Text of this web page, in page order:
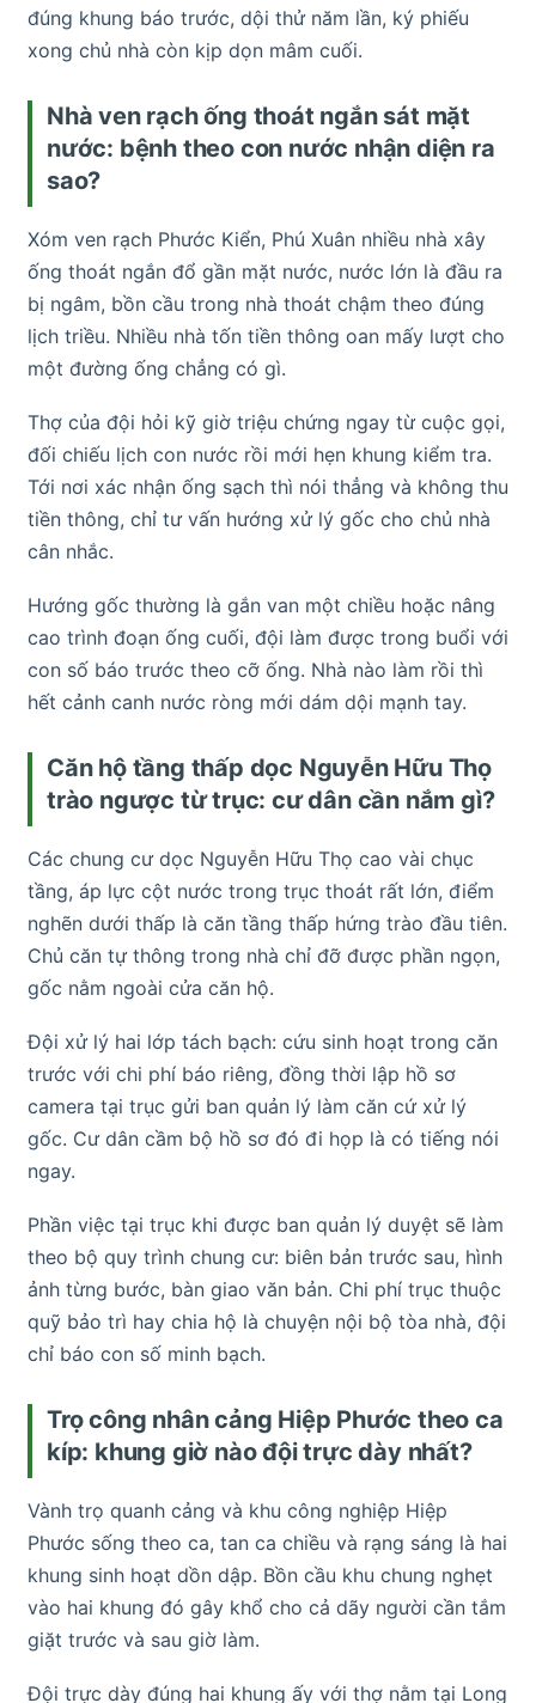
đúng khung báo trước, dội thử năm lần, ký phiếu
xong chủ nhà còn kịp dọn mâm cuối.
Nhà ven rạch ống thoát ngắn sát mặt
nước: bệnh theo con nước nhận diện ra
sao?
Xóm ven rạch Phước Kiển, Phú Xuân nhiều nhà xây
ống thoát ngắn đổ gần mặt nước, nước lớn là đầu ra
bị ngâm, bồn cầu trong nhà thoát chậm theo đúng
lịch triều. Nhiều nhà tốn tiền thông oan mấy lượt cho
một đường ống chẳng có gì.
Thợ của đội hỏi kỹ giờ triệu chứng ngay từ cuộc gọi,
đối chiếu lịch con nước rồi mới hẹn khung kiểm tra.
Tới nơi xác nhận ống sạch thì nói thẳng và không thu
tiền thông, chỉ tư vấn hướng xử lý gốc cho chủ nhà
cân nhắc.
Hướng gốc thường là gắn van một chiều hoặc nâng
cao trình đoạn ống cuối, đội làm được trong buổi với
con số báo trước theo cỡ ống. Nhà nào làm rồi thì
hết cảnh canh nước ròng mới dám dội mạnh tay.
Căn hộ tầng thấp dọc Nguyễn Hữu Thọ
trào ngược từ trục: cư dân cần nắm gì?
Các chung cư dọc Nguyễn Hữu Thọ cao vài chục
tầng, áp lực cột nước trong trục thoát rất lớn, điểm
nghẽn dưới thấp là căn tầng thấp hứng trào đầu tiên.
Chủ căn tự thông trong nhà chỉ đỡ được phần ngọn,
gốc nằm ngoài cửa căn hộ.
Đội xử lý hai lớp tách bạch: cứu sinh hoạt trong căn
trước với chi phí báo riêng, đồng thời lập hồ sơ
camera tại trục gửi ban quản lý làm căn cứ xử lý
gốc. Cư dân cầm bộ hồ sơ đó đi họp là có tiếng nói
ngay.
Phần việc tại trục khi được ban quản lý duyệt sẽ làm
theo bộ quy trình chung cư: biên bản trước sau, hình
ảnh từng bước, bàn giao văn bản. Chi phí trục thuộc
quỹ bảo trì hay chia hộ là chuyện nội bộ tòa nhà, đội
chỉ báo con số minh bạch.
Trọ công nhân cảng Hiệp Phước theo ca
kíp: khung giờ nào đội trực dày nhất?
Vành trọ quanh cảng và khu công nghiệp Hiệp
Phước sống theo ca, tan ca chiều và rạng sáng là hai
khung sinh hoạt dồn dập. Bồn cầu khu chung nghẹt
vào hai khung đó gây khổ cho cả dãy người cần tắm
giặt trước và sau giờ làm.
Đội trực dày đúng hai khung ấy với thợ nằm tại Long